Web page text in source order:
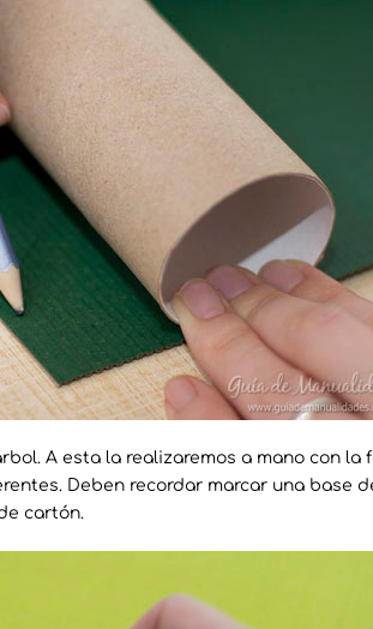
A esta la realizaremos a mano con la
Deben recordar marcar una base
cartón.